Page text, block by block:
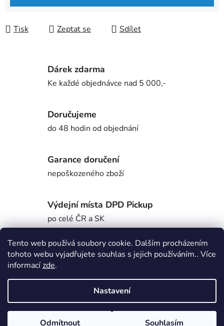
Tento web používá soubory cookie. Dalším procházením
tohoto webu vyjadřujete souhlas s jejich používáním.. Více
informacízde.
Nastavení
Odmítnout Souhlasím
Tisk Zeptat se Sdílet
Dárek zdarma
Ke každé objednávce nad 5 000,-
Doručujeme
do 48 hodin od objednání
Garance doručení
nepoškozeného zboží
Výdejní místa DPD Pickup
po celé ČR a SK
Popis